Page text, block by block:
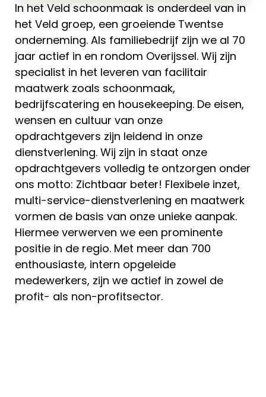
In het Veld schoonmaak is onderdeel van in
het Veld groep, een groeiende Twentse
onderneming. Als familiebedrijf zijn we al 70
jaar actief in en rondom Overijssel. Wij zijn
specialist in het leveren van facilitair
maatwerk zoals schoonmaak,
bedrijfscatering en housekeeping. De eisen,
wensen en cultuur van onze
opdrachtgevers zijn leidend in onze
dienstverlening. Wij zijn in staat onze
opdrachtgevers volledig te ontzorgen onder
ons motto: Zichtbaar beter! Flexibele inzet,
multi-service-dienstverlening en maatwerk
vormen de basis van onze unieke aanpak.
Hiermee verwerven we een prominente
positie in de regio. Met meer dan 700
enthousiaste, intern opgeleide
medewerkers, zijn we actief in zowel de
profit- als non-profitsector.